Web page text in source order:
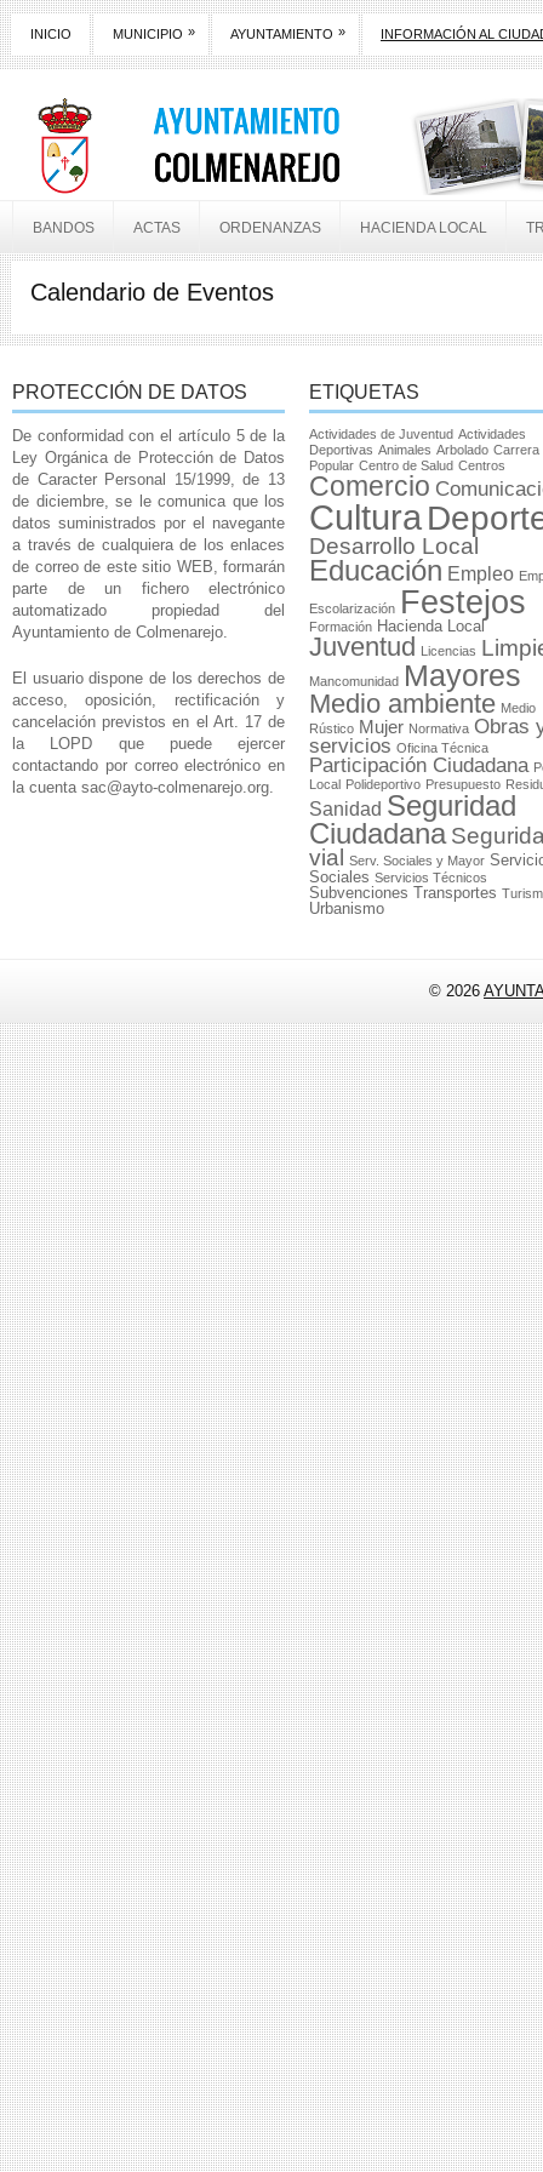
INICIO MUNICIPIO » AYUNTAMIENTO » INFORMACIÓN AL
BANDOS ACTAS ORDENANZAS HACIENDA LOCAL
Calendario de Eventos
PROTECCIÓN DE DATOS
De conformidad con el artículo 5 de la
Ley Orgánica de Protección de Datos
de Caracter Personal 15/1999, de 13
de diciembre, se le comunica que los
datos suministrados por el navegante
a través de cualquiera de los enlaces
de correo de este sitio WEB, formarán
parte de un fichero electrónico
automatizado propiedad del
Ayuntamiento de Colmenarejo.
El usuario dispone de los derechos de
acceso, oposición, rectificación y
cancelación previstos en el Art. 17 de
la LOPD que puede ejercer
contactando por correo electrónico en
la cuenta sac@ayto-colmenarejo.org.
ETIQUETAS
Actividades de Juventud Actividades
Deportivas Animales Arbolado Carrera
Popular Centro de Salud Centros
Comercio
Cultura
Desarrollo Local
Educación Empleo
Escolarización Festejos
Formación Hacienda Local
Juventud Licencias
Mancomunidad Mayores
Medio ambiente Medio
Rústico Mujer Normativa Obras
servicios Oficina Técnica
Participación Ciudadana
Local Polideportivo Presupuesto
Sanidad Seguridad
Ciudadana
vial
Serv. Sociales y Mayor
Sociales Servicios Técnicos
Subvenciones Transportes
Urbanismo
© 2026